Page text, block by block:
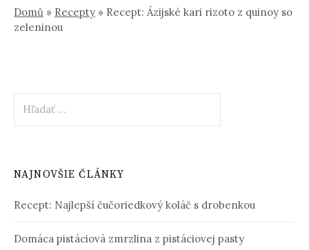
Domů » Recepty » Recept: Ázijské kari rizoto z quinoy so
zeleninou
NAJNOVŠIE ČLÁNKY
Recept: Najlepší čučoriedkový koláč s drobenkou
Domáca pistáciová zmrzlina z pistáciovej pasty